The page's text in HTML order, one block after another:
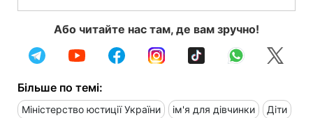
Або читайте нас там, де вам зручно!
Більше по темі:
Міністерство юстиції України ім'я для дівчинки Діти